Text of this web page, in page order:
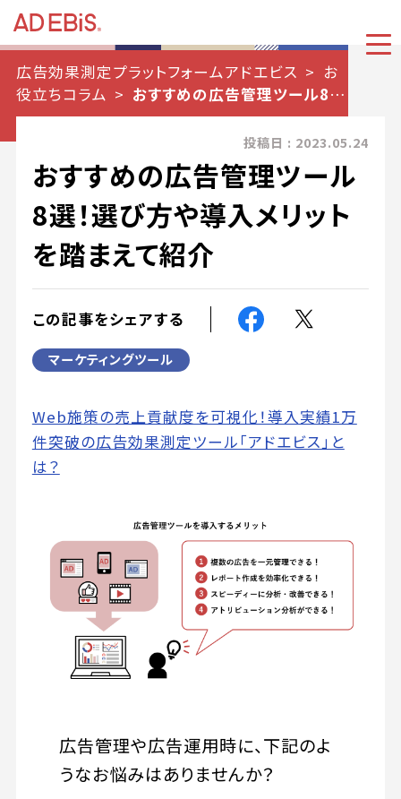
広告効果測定プラットフォームアドエビス
お
役立ちコラム
おすすめの広告管理ツール8
選！選び方や導入メリットを踏まえて紹介
投稿日 : 2023.05.24
おすすめの広告管理ツール
8選！選び方や導入メリット
を踏まえて紹介
この記事をシェアする
マーケティングツール
Web施策の売上貢献度を可視化！導入実績1万
件突破の広告効果測定ツール「アドエビス」と
は？
広告管理や広告運用時に、下記のよ
うなお悩みはありませんか？